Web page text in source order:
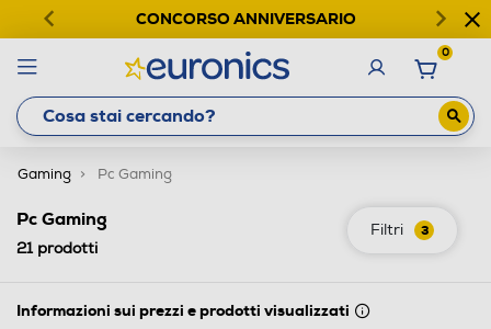
CONCORSO ANNIVERSARIO
0
Gaming Pc Gaming
Filtri 3
Pc Gaming
21prodotti
Informazioni sui prezzi e prodotti visualizzati